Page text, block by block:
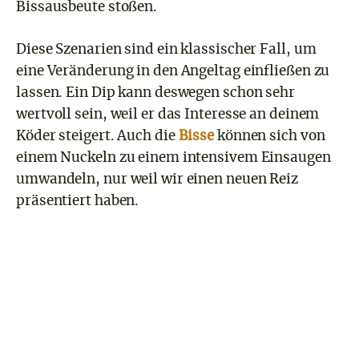
Bissausbeute stoßen.
Diese Szenarien sind ein klassischer Fall, um
eine Veränderung in den Angeltag einfließen zu
lassen. Ein Dip kann deswegen schon sehr
wertvoll sein, weil er das Interesse an deinem
Köder steigert. Auch die Bissekönnen sich von
einem Nuckeln zu einem intensivem Einsaugen
umwandeln, nur weil wir einen neuen Reiz
präsentiert haben.